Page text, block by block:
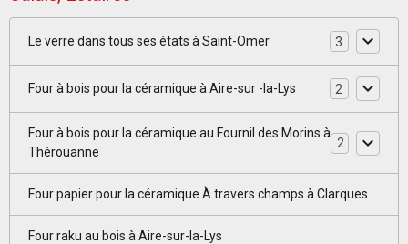
Le verre dans tous ses états à Saint-Omer 3
Four à bois pour la céramique à Aire-sur -la-Lys 2
Four à bois pour la céramique au Fournil des Morins à
Thérouanne
Four papier pour la céramique À travers champs à Clarques
Four raku au bois à Aire-sur-la-Lys